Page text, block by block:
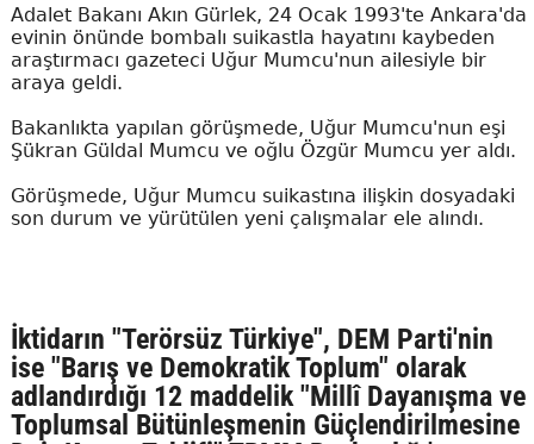
Adalet Bakanı Akın Gürlek, 24 Ocak 1993'te Ankara'da
evinin önünde bombalı suikastla hayatını kaybeden
araştırmacı gazeteci Uğur Mumcu'nun ailesiyle bir
araya geldi.
Bakanlıkta yapılan görüşmede, Uğur Mumcu'nun eşi
Şükran Güldal Mumcu ve oğlu Özgür Mumcu yer aldı.
Görüşmede, Uğur Mumcu suikastına ilişkin dosyadaki
son durum ve yürütülen yeni çalışmalar ele alındı.
İktidarın "Terörsüz Türkiye", DEM Parti'nin
ise "Barış ve Demokratik Toplum" olarak
adlandırdığı 12 maddelik "Millî Dayanışma ve
Toplumsal Bütünleşmenin Güçlendirilmesine